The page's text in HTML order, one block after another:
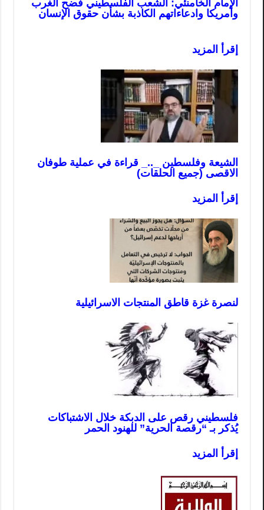
الإمام الخامنئي: الشعب الفلسطيني فضح الغرب
وأمريكا وادعاءاتهم الكاذبة بشأن حقوق الإنسان
إقرأ المزيد
الشيعة وفلسطين _.._ قراءة في عملية طوفان
الاقصى (جميع الحلقات)
إقرأ المزيد
لنصرة غزة قاطق المنتجات الاسرائيلية
فلسطيني رقص على الدبكة خلال الاشتباكات
يُذكر بـ “رقصة الحرية” للهنود الحمر
إقرأ المزيد